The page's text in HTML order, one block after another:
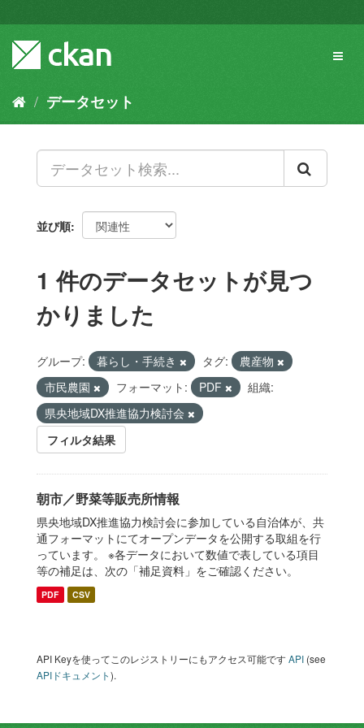
キ
容
データセット
並び順
1 件のデータセットが見つ
かりました
グループ: 暮らし・手続き タグ:
農産物
市民農園
フォーマット: PDF
組織:
県央地域DX推進協力検討会
フィルタ結果
朝市／野菜等販売所情報
県央地域DX推進協力検討会に参加している自治体が、共
通フォーマットにてオープンデータを公開する取組を行
っています。 ※各データにおいて数値で表している項目
等の補足は、次の「補足資料」をご確認ください。
PDF CSV
API Keyを使ってこのレジストリーにもアクセス可能ですAPI (see
APIドキュメント).